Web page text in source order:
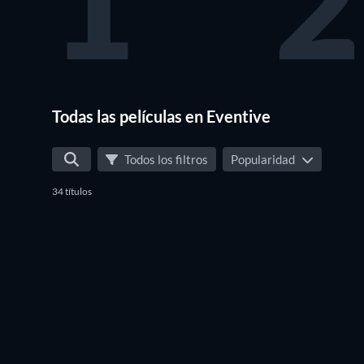
Todas las películas en Eventive
Todos los filtros Popularidad
34 títulos